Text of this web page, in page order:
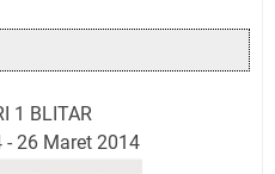
1 BLITAR
26 Maret 2014